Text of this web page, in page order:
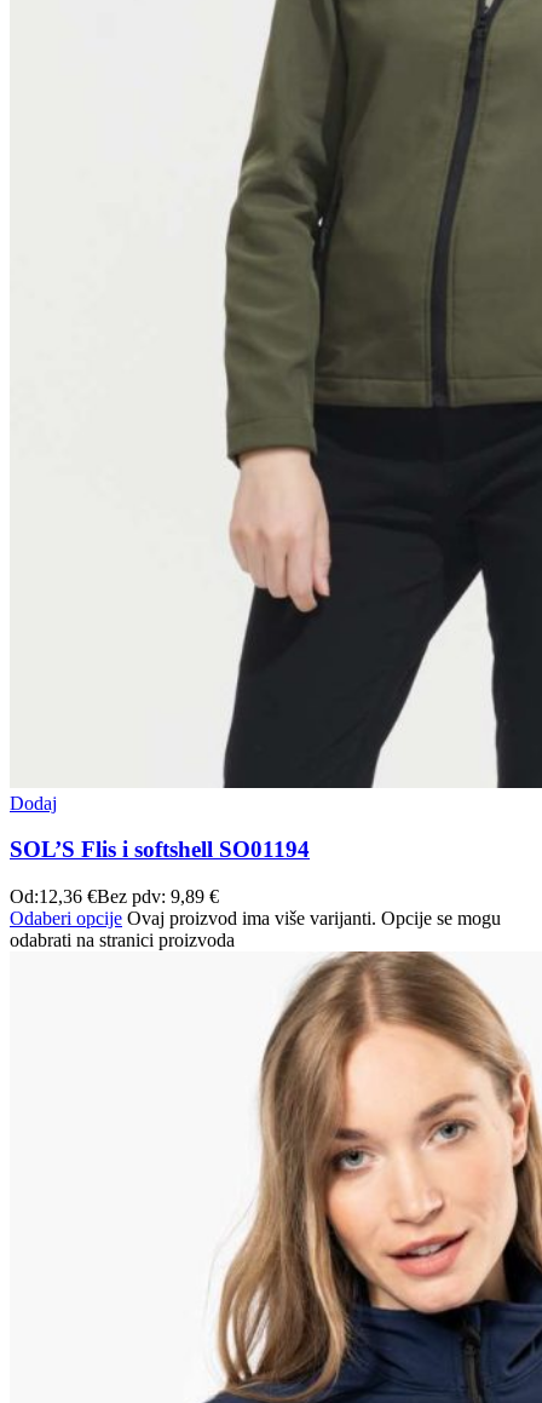
Dodaj
SOL’S Flis i softshell SO01194
Od:12,36 €Bez pdv: 9,89 €
Odaberi opcije Ovaj proizvod ima više varijanti. Opcije se mogu
odabrati na stranici proizvoda